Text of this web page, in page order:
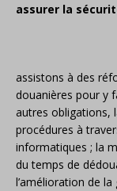
assurer la
assistons à des
douanières pour y
autres obligations,
procédures à
informatiques ; la
du temps de
l’amélioration de